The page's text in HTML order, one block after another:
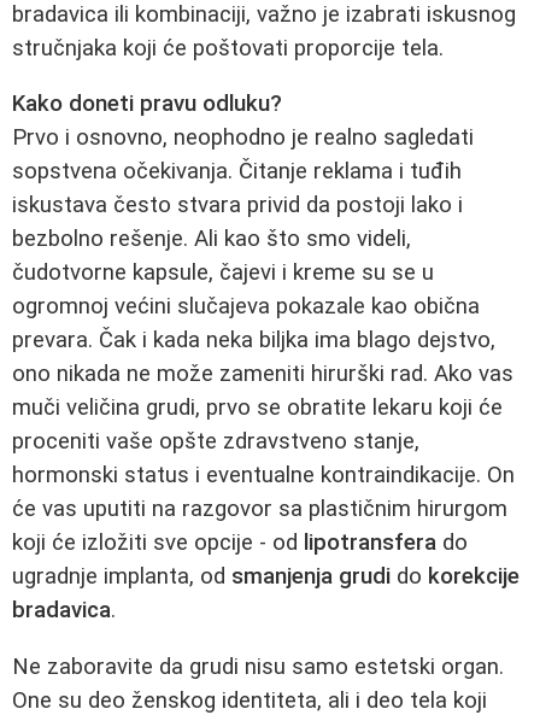
bradavica ili kombinaciji, važno je izabrati iskusnog
stručnjaka koji će poštovati proporcije tela.
Kako doneti pravu odluku?
Prvo i osnovno, neophodno je realno sagledati
sopstvena očekivanja. Čitanje reklama i tuđih
iskustava često stvara privid da postoji lako i
bezbolno rešenje. Ali kao što smo videli,
čudotvorne kapsule, čajevi i kreme su se u
ogromnoj većini slučajeva pokazale kao obična
prevara. Čak i kada neka biljka ima blago dejstvo,
ono nikada ne može zameniti hirurški rad. Ako vas
muči veličina grudi, prvo se obratite lekaru koji će
proceniti vaše opšte zdravstveno stanje,
hormonski status i eventualne kontraindikacije. On
će vas uputiti na razgovor sa plastičnim hirurgom
koji će izložiti sve opcije - od lipotransfera do
ugradnje implanta, od smanjenja grudi do korekcije
bradavica.
Ne zaboravite da grudi nisu samo estetski organ.
One su deo ženskog identiteta, ali i deo tela koji